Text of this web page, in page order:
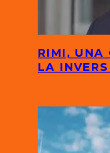
RIMI, UNA
LA